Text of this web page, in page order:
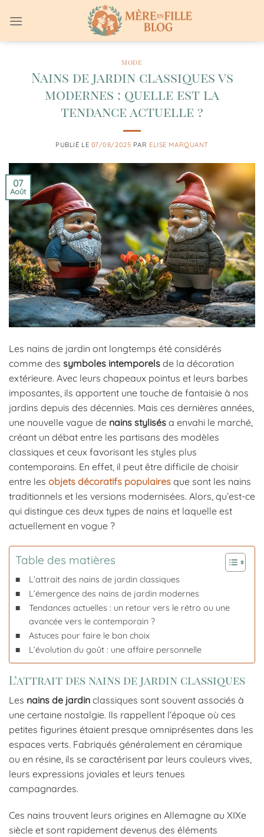
au
MODE
Nains de jardin classiques vs
modernes : quelle est la
tendance actuelle ?
PUBLIÉ LE 07/08/2025 PAR ELISE MARQUANT
07
Août
Les nains de jardin ont longtemps été considérés
comme des symboles intemporels de la décoration
extérieure. Avec leurs chapeaux pointus et leurs barbes
imposantes, ils apportent une touche de fantaisie à nos
jardins depuis des décennies. Mais ces dernières années,
une nouvelle vague de nains stylisés a envahi le marché,
créant un débat entre les partisans des modèles
classiques et ceux favorisant les styles plus
contemporains. En effet, il peut être difficile de choisir
entre les objets décoratifs populaires que sont les nains
traditionnels et les versions modernisées. Alors, qu’est-ce
qui distingue ces deux types de nains et laquelle est
actuellement en vogue ?
Table des matières
L’attrait des nains de jardin classiques
L’émergence des nains de jardin modernes
Tendances actuelles : un retour vers le rétro ou une
avancée vers le contemporain ?
Astuces pour faire le bon choix
L’évolution du goût : une affaire personnelle
L’attrait des nains de jardin classiques
Les nains de jardin classiques sont souvent associés à
une certaine nostalgie. Ils rappellent l’époque où ces
petites figurines étaient presque omniprésentes dans les
espaces verts. Fabriqués généralement en céramique
ou en résine, ils se caractérisent par leurs couleurs vives,
leurs expressions joviales et leurs tenues
campagnardes.
Ces nains trouvent leurs origines en Allemagne au XIXe
siècle et sont rapidement devenus des éléments